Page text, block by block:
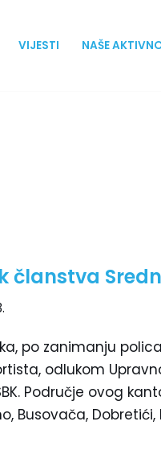
VIJESTI NAŠE
članstva
po zanimanju
odlukom
Područje ovog
Busovača,